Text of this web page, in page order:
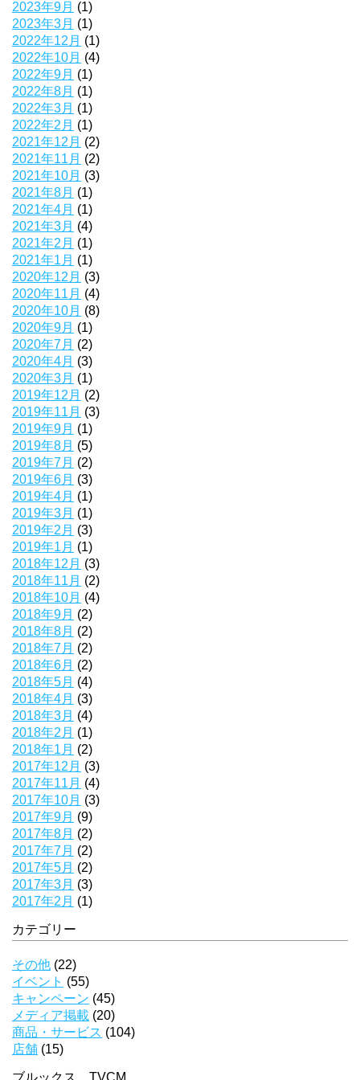
2023年9月 (1)
2023年3月 (1)
2022年12月 (1)
2022年10月 (4)
2022年9月 (1)
2022年8月 (1)
2022年3月 (1)
2022年2月 (1)
2021年12月 (2)
2021年11月 (2)
2021年10月 (3)
2021年8月 (1)
2021年4月 (1)
2021年3月 (4)
2021年2月 (1)
2021年1月 (1)
2020年12月 (3)
2020年11月 (4)
2020年10月 (8)
2020年9月 (1)
2020年7月 (2)
2020年4月 (3)
2020年3月 (1)
2019年12月 (2)
2019年11月 (3)
2019年9月 (1)
2019年8月 (5)
2019年7月 (2)
2019年6月 (3)
2019年4月 (1)
2019年3月 (1)
2019年2月 (3)
2019年1月 (1)
2018年12月 (3)
2018年11月 (2)
2018年10月 (4)
2018年9月 (2)
2018年8月 (2)
2018年7月 (2)
2018年6月 (2)
2018年5月 (4)
2018年4月 (3)
2018年3月 (4)
2018年2月 (1)
2018年1月 (2)
2017年12月 (3)
2017年11月 (4)
2017年10月 (3)
2017年9月 (9)
2017年8月 (2)
2017年7月 (2)
2017年5月 (2)
2017年3月 (3)
2017年2月 (1)
カテゴリー
その他 (22)
イベント (55)
キャンペーン (45)
メディア掲載 (20)
商品・サービス (104)
店舗 (15)
ブルックス TVCM